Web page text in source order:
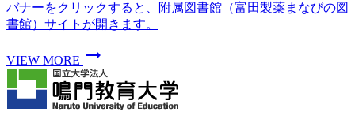
バナーをクリックすると、附属図書館（富田製薬まなびの図
書館）サイトが開きます。
VIEW MORE trending_flat